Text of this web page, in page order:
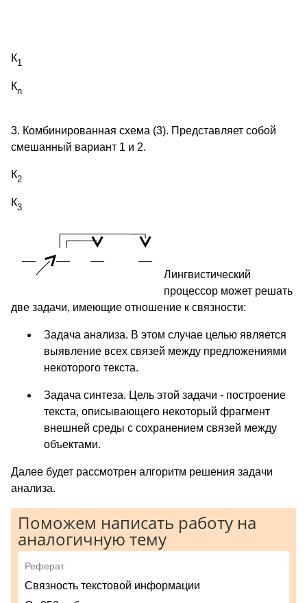
К1
Кn
3. Комбинированная схема (3). Представляет собой
смешанный вариант 1 и 2.
К2
К3
Лингвистический
процессор может решать
две задачи, имеющие отношение к связности:
Задача анализа. В этом случае целью является
выявление всех связей между предложениями
некоторого текста.
Задача синтеза. Цель этой задачи - построение
текста, описывающего некоторый фрагмент
внешней среды с сохранением связей между
объектами.
Далее будет рассмотрен алгоритм решения задачи
анализа.
Поможем написать работу на
аналогичную тему
Реферат
Связность текстовой информации